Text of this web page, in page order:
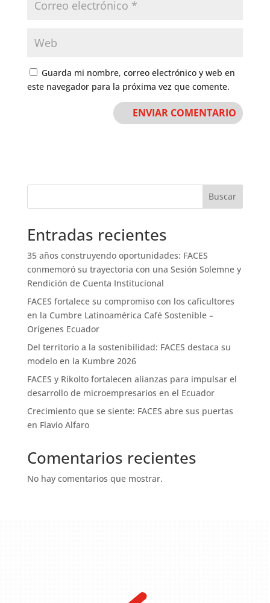
Guarda mi nombre, correo electrónico y web en
este navegador para la próxima vez que comente.
Buscar
Entradas recientes
35 años construyendo oportunidades: FACES
conmemoró su trayectoria con una Sesión Solemne y
Rendición de Cuenta Institucional
FACES fortalece su compromiso con los caficultores
en la Cumbre Latinoamérica Café Sostenible –
Orígenes Ecuador
Del territorio a la sostenibilidad: FACES destaca su
modelo en la Kumbre 2026
FACES y Rikolto fortalecen alianzas para impulsar el
desarrollo de microempresarios en el Ecuador
Crecimiento que se siente: FACES abre sus puertas
en Flavio Alfaro
Comentarios recientes
No hay comentarios que mostrar.